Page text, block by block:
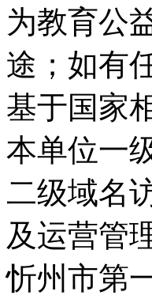
为教育公
途；如有
基于国家
本单位一
二级域名
及运营管
忻州市第